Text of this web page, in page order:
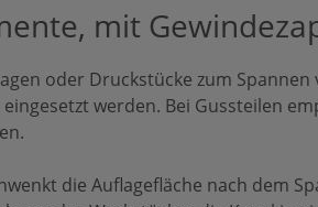
mit
oder Druckstücke zum Spannen
werden. Bei Gussteilen
die Auflagefläche nach dem